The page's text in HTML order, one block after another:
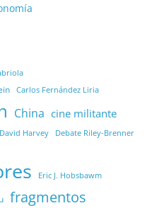
Carlos Fernández Liria
China cine militante
David Harvey Debate Riley-Brenner
Eric J. Hobsbawm
fragmentos